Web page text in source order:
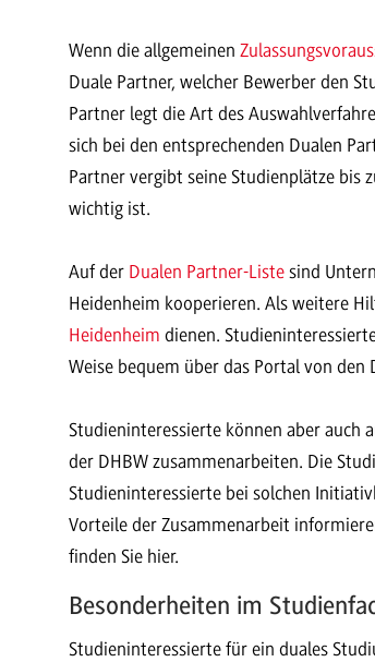
Wenn die allgemeinen
Duale Partner, welcher Bewerber den
Partner legt die Art des
sich bei den entsprechenden Dualen
Partner vergibt seine Studienplätze bis
wichtig ist.
Auf der Dualen Partner-Listesind
Heidenheim kooperieren. Als weitere
Heidenheim dienen.
Weise bequem über das Portal von
Studieninteressierte können aber auch
der DHBW zusammenarbeiten. Die
Studieninteressierte bei solchen
Vorteile der Zusammenarbeit
finden Sie hier.
Besonderheiten im
Studieninteressierte für ein duales